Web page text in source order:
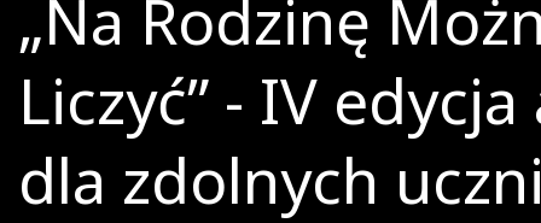
„Na Rodzinę
Liczyć” - IV
dla zdolnych